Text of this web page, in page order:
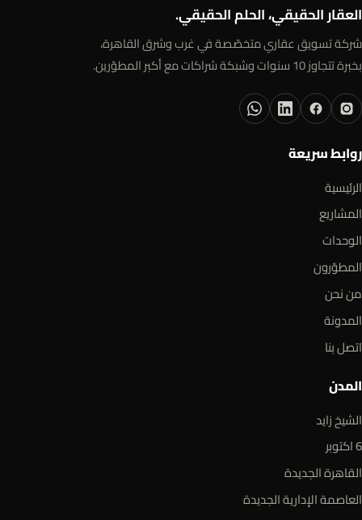
العقار الحقيقي، الحلم الحقيقي.
شركة تسويق عقاري متخصّصة في غرب وشرق القاهرة،
بخبرة تتجاوز 10 سنوات وشبكة شراكات مع أكبر المطوّرين.
روابط سريعة
الرئيسية
المشاريع
الوحدات
المطوّرون
من نحن
المدونة
اتصل بنا
المدن
الشيخ زايد
6 اكتوبر
القاهرة الجديدة
العاصمة الإدارية الجديدة